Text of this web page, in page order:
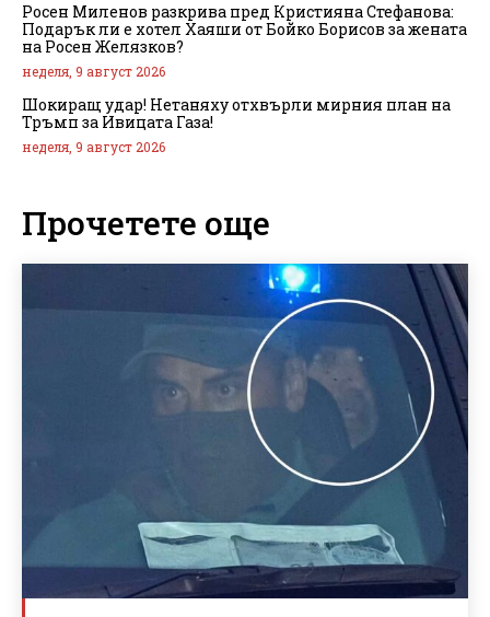
Росен Миленов разкрива пред Кристияна Стефанова:
Подарък ли е хотел Хаяши от Бойко Борисов за жената
на Росен Желязков?
неделя, 9 август 2026
Шокиращ удар! Нетаняху отхвърли мирния план на
Тръмп за Ивицата Газа!
неделя, 9 август 2026
Прочетете още